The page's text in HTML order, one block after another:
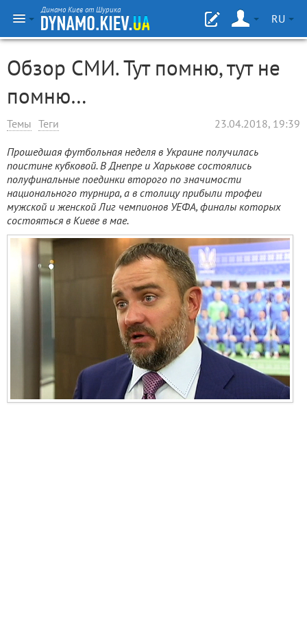
Динамо Киев от Шурика
RU
Обзор СМИ. Тут помню, тут не
помню…
Темы Теги 23.04.2018, 19:39
Прошедшая футбольная неделя в Украине получилась
поистине кубковой. В Днепре и Харькове состоялись
полуфинальные поединки второго по значимости
национального турнира, а в столицу прибыли трофеи
мужской и женской Лиг чемпионов УЕФА, финалы которых
состояться в Киеве в мае.